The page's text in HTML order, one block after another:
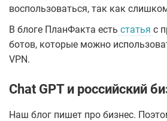
воспользоваться, так как
В блоге ПланФакта есть статья с
ботов, которые можно
VPN.
Chat GPT и российский
Наш блог пишет про бизнес.